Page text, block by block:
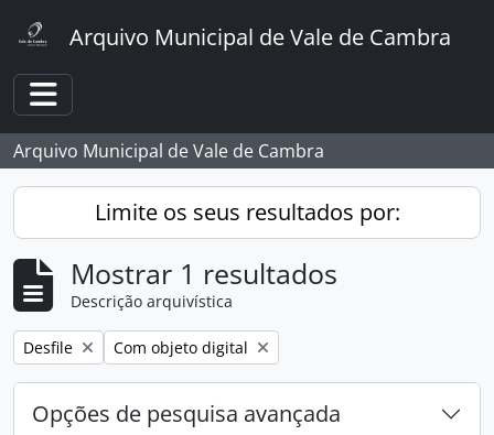
Arquivo Municipal de Vale de Cambra
Toggle navigation
Arquivo Municipal de Vale de Cambra
Limite os seus resultados por:
Mostrar 1 resultados
Descrição arquivística
Remover filtro:
Desfile Remover filtro:
Com objeto digital
Opções de pesquisa avançada